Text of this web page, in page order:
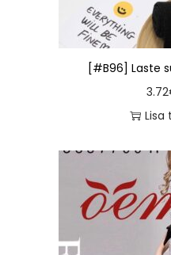
[#B96] Laste
3.72
Lisa